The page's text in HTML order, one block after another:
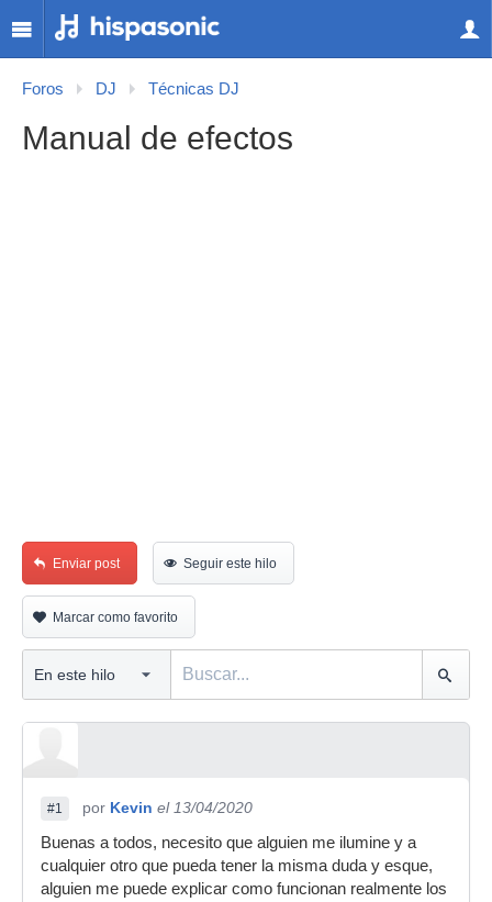
Foros DJ Técnicas DJ
Manual de efectos
Enviar post Seguir este hilo
Marcar como favorito
#1 por Kevin el 13/04/2020
Buenas a todos, necesito que alguien me ilumine y a
cualquier otro que pueda tener la misma duda y esque,
alguien me puede explicar como funcionan realmente los